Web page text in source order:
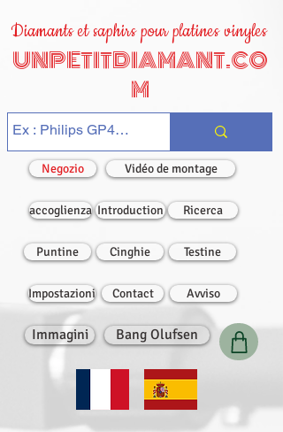
Diamants et saphirs pour platines vinyles
UNPETITDIAMANT.CO
M
Negozio Vidéo de montage
accoglienza Introduction Ricerca
Puntine Cinghie Testine
Impostazioni Contact Avviso
Immagini Bang Olufsen